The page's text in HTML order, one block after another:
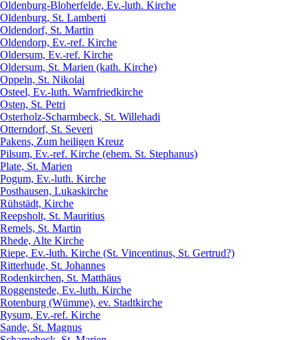
Oldenburg-Bloherfelde, Ev.-luth. Kirche
Oldenburg, St. Lamberti
Oldendorf, St. Martin
Oldendorp, Ev.-ref. Kirche
Oldersum, Ev.-ref. Kirche
Oldersum, St. Marien (kath. Kirche)
Oppeln, St. Nikolai
Osteel, Ev.-luth. Warnfriedkirche
Osten, St. Petri
Osterholz-Scharmbeck, St. Willehadi
Otterndorf, St. Severi
Pakens, Zum heiligen Kreuz
Pilsum, Ev.-ref. Kirche (ehem. St. Stephanus)
Plate, St. Marien
Pogum, Ev.-luth. Kirche
Posthausen, Lukaskirche
Rühstädt, Kirche
Reepsholt, St. Mauritius
Remels, St. Martin
Rhede, Alte Kirche
Riepe, Ev.-luth. Kirche (St. Vincentinus, St. Gertrud?)
Ritterhude, St. Johannes
Rodenkirchen, St. Matthäus
Roggenstede, Ev.-luth. Kirche
Rotenburg (Wümme), ev. Stadtkirche
Rysum, Ev.-ref. Kirche
Sande, St. Magnus